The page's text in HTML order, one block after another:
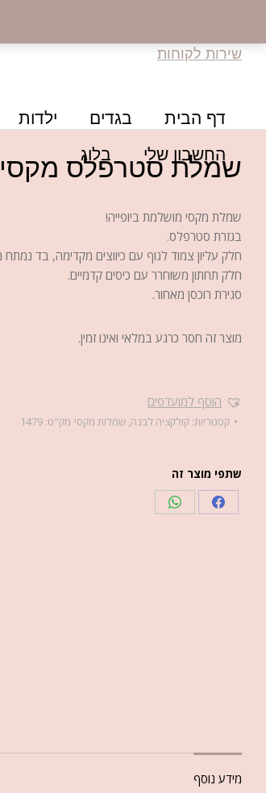
שירות לקוחות
דף הבית בגדים ילדות
החשבון שלי
בלוג
שמלת סטרפלס
שמלת מקסי מושלמת ביופייה!
בגזרת סטרפלס.
חלק עליון צמוד לגוף עם כיווצים מקדימה, בד נמתח
חלק תחתון משוחרר עם כיסים קדמיים.
סגירת רוכסן מאחור.
מוצר זה חסר כרגע במלאי ואינו זמין.
הוסף למועדפים
קטגוריות:קולקציה לבנה,שמלות מקסי מק"ט:1479
שתפי מוצר זה
מידע נוסף